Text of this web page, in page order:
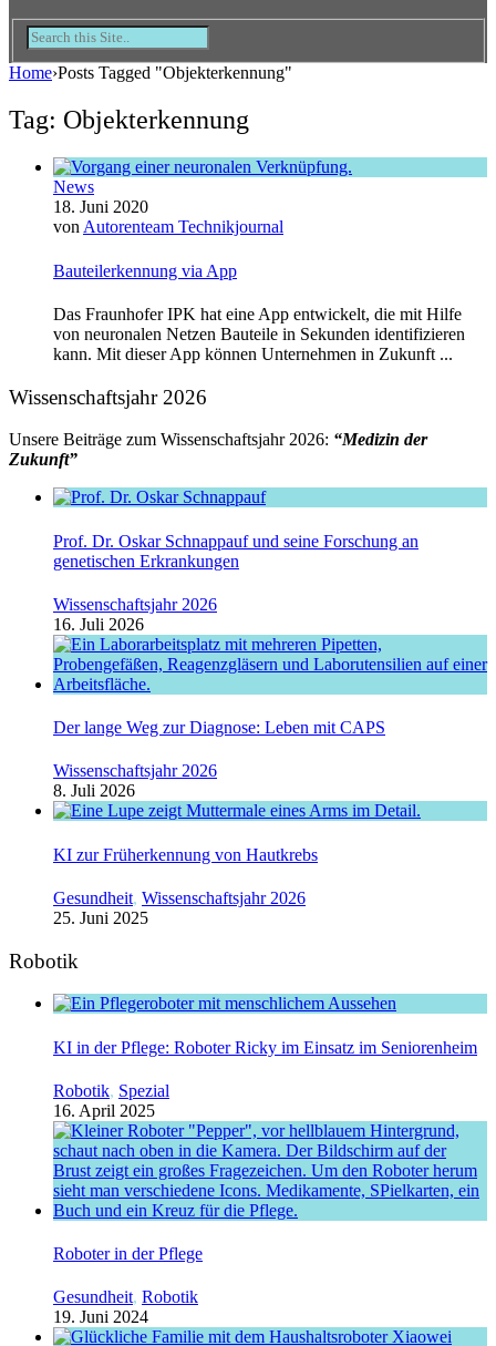
Home›Posts Tagged "Objekterkennung"
Tag: Objekterkennung
News
18. Juni 2020
von Autorenteam Technikjournal
Bauteilerkennung via App
Das Fraunhofer IPK hat eine App entwickelt, die mit Hilfe
von neuronalen Netzen Bauteile in Sekunden identifizieren
kann. Mit dieser App können Unternehmen in Zukunft ...
Wissenschaftsjahr 2026
Unsere Beiträge zum Wissenschaftsjahr 2026: “Medizin der
Zukunft”
Prof. Dr. Oskar Schnappauf und seine Forschung an
genetischen Erkrankungen
Wissenschaftsjahr 2026
16. Juli 2026
Der lange Weg zur Diagnose: Leben mit CAPS
Wissenschaftsjahr 2026
8. Juli 2026
KI zur Früherkennung von Hautkrebs
Gesundheit, Wissenschaftsjahr 2026
25. Juni 2025
Robotik
KI in der Pflege: Roboter Ricky im Einsatz im Seniorenheim
Robotik, Spezial
16. April 2025
Roboter in der Pflege
Gesundheit, Robotik
19. Juni 2024